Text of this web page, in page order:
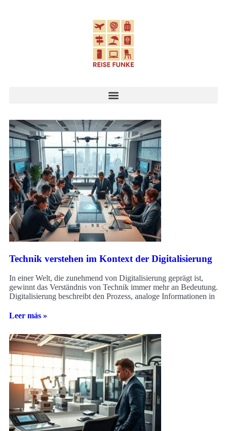
Technik verstehen im Kontext der Digitalisierung
In einer Welt, die zunehmend von Digitalisierung geprägt ist,
gewinnt das Verständnis von Technik immer mehr an Bedeutung.
Digitalisierung beschreibt den Prozess, analoge Informationen in
Leer más »